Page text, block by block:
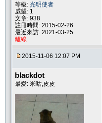
等級: 光明使者
威望: 1
文章: 938
註冊時間: 2015-02-26
最近來訪: 2021-03-25
離線
2015-11-06 12:07 PM
blackdot
最愛: 米咕,皮皮